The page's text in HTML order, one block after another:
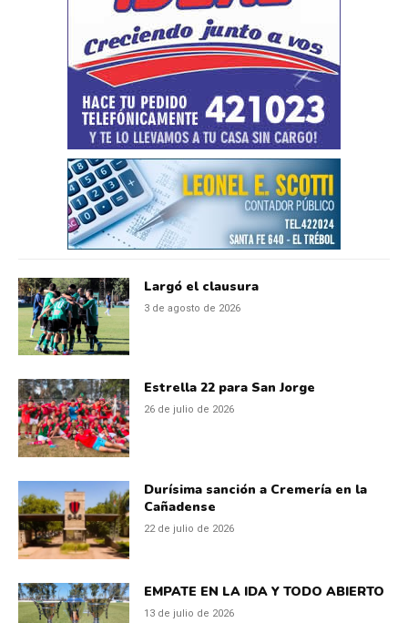
Largó el clausura
3 de agosto de 2026
Estrella 22 para San Jorge
26 de julio de 2026
Durísima sanción a Cremería en la
Cañadense
22 de julio de 2026
EMPATE EN LA IDA Y TODO ABIERTO
13 de julio de 2026